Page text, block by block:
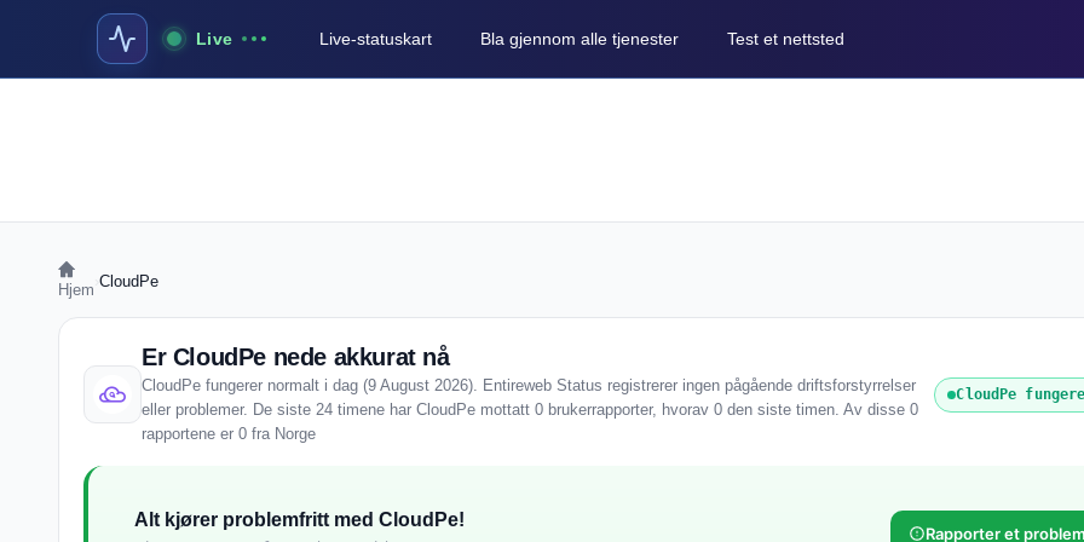
Live Live-statuskart Bla gjennom alle tjenester Test et nettsted
Hjem CloudPe
Er CloudPe nede akkurat nå
CloudPe fungerer normalt i dag (9 August 2026). Entireweb Status registrerer ingen pågående driftsforstyrrelser
eller problemer. De siste 24 timene har CloudPe mottatt 0 brukerrapporter, hvorav 0 den siste timen. Av disse 0
rapportene er 0 fra Norge
CloudPe
Alt kjører problemfritt med CloudPe!
Rapporter et